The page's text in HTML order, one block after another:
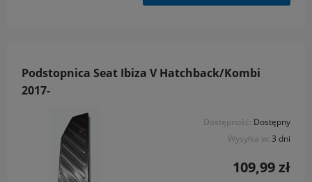
Podstopnica Seat Ibiza V Hatchback/Kombi
2017-
Dostępność: Dostępny
Wysyłka w: 3 dni
109,99 zł